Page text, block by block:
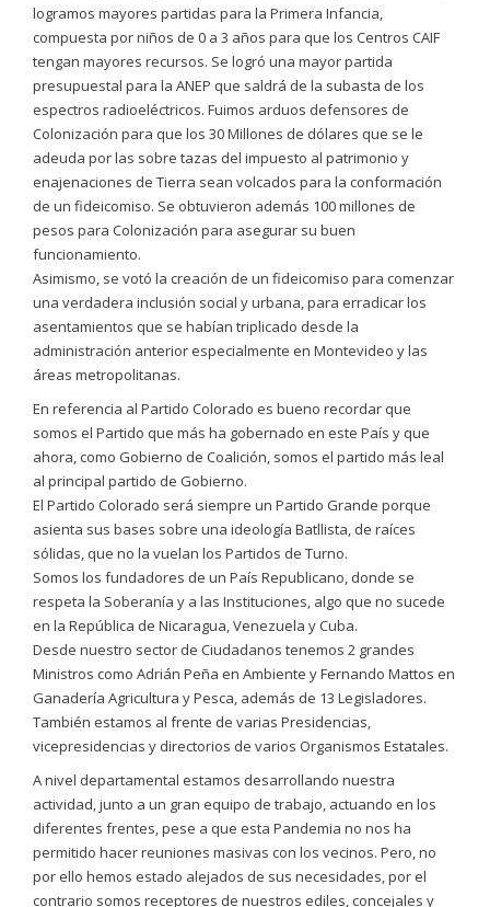
logramos mayores partidas para la Primera Infancia,
compuesta por niños de 0 a 3 años para que los Centros CAIF
tengan mayores recursos. Se logró una mayor partida
presupuestal para la ANEP que saldrá de la subasta de los
espectros radioeléctricos. Fuimos arduos defensores de
Colonización para que los 30 Millones de dólares que se le
adeuda por las sobre tazas del impuesto al patrimonio y
enajenaciones de Tierra sean volcados para la conformación
de un fideicomiso. Se obtuvieron además 100 millones de
pesos para Colonización para asegurar su buen
funcionamiento.
Asimismo, se votó la creación de un fideicomiso para comenzar
una verdadera inclusión social y urbana, para erradicar los
asentamientos que se habían triplicado desde la
administración anterior especialmente en Montevideo y las
áreas metropolitanas.
En referencia al Partido Colorado es bueno recordar que
somos el Partido que más ha gobernado en este País y que
ahora, como Gobierno de Coalición, somos el partido más leal
al principal partido de Gobierno.
El Partido Colorado será siempre un Partido Grande porque
asienta sus bases sobre una ideología Batllista, de raíces
sólidas, que no la vuelan los Partidos de Turno.
Somos los fundadores de un País Republicano, donde se
respeta la Soberanía y a las Instituciones, algo que no sucede
en la República de Nicaragua, Venezuela y Cuba.
Desde nuestro sector de Ciudadanos tenemos 2 grandes
Ministros como Adrián Peña en Ambiente y Fernando Mattos en
Ganadería Agricultura y Pesca, además de 13 Legisladores.
También estamos al frente de varias Presidencias,
vicepresidencias y directorios de varios Organismos Estatales.
A nivel departamental estamos desarrollando nuestra
actividad, junto a un gran equipo de trabajo, actuando en los
diferentes frentes, pese a que esta Pandemia no nos ha
permitido hacer reuniones masivas con los vecinos. Pero, no
por ello hemos estado alejados de sus necesidades, por el
contrario somos receptores de nuestros ediles, concejales y